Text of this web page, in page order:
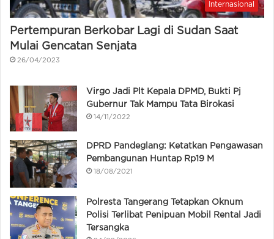
Internasional
Pertempuran Berkobar Lagi di Sudan Saat
Mulai Gencatan Senjata
26/04/2023
Virgo Jadi Plt Kepala DPMD, Bukti Pj
Gubernur Tak Mampu Tata Birokasi
14/11/2022
DPRD Pandeglang: Ketatkan Pengawasan
Pembangunan Huntap Rp19 M
18/08/2021
Polresta Tangerang Tetapkan Oknum
Polisi Terlibat Penipuan Mobil Rental Jadi
Tersangka